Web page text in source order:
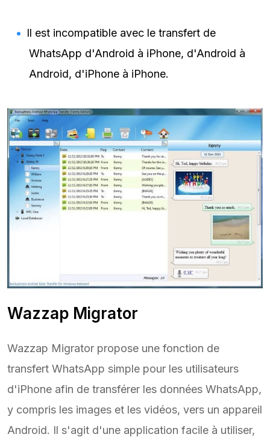
Il est incompatible avec le transfert de
WhatsApp d'Android à iPhone, d'Android à
Android, d'iPhone à iPhone.
Wazzap Migrator
Wazzap Migrator propose une fonction de
transfert WhatsApp simple pour les utilisateurs
d'iPhone afin de transférer les données WhatsApp,
y compris les images et les vidéos, vers un appareil
Android. Il s'agit d'une application facile à utiliser,